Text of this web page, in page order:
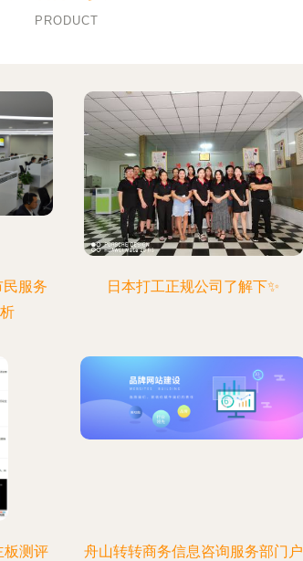
PRODUCT
民服务
日本打工正规公司了解下✨
板测评
舟山转转商务信息咨询服务部门户